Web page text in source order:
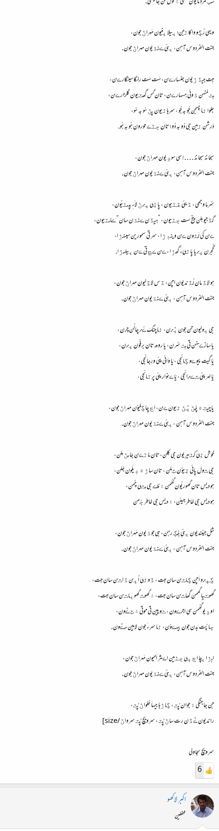
ويهي رُڳو واکاڻجن؛ ٻيلا ٻنيون مَهراڻ جون،
جنت الفردوس آهن، ٻئي ڪنڌيون مهراڻ جون.
جِت جيڏڙيون جنسار ڪن، سَت سَت رنگا سينگار ڪن،
هٿ مُنهن ڌوئِي هسهار ڪن، تان گس گھٽيون گلزار ڪن،
جلوا ٿا پَسجن جُو به جُو ، سرهاڻيون پڻ سُو به سُو،
دَرشن ٿين جي دُو به دُو ؛ تان ڄڻڪ حورون هُو به هُو.
سبحَانهُ سبحانهُ . . . . ! سي سوڍيون مهراڻ جون،
جنت الفردوس آهن، ٻئي ڪنڌيون مهراڻ جون.
سُرما وجھي ، ڏيئي ڦڻيون ، پاڻِي ڀرڻ لاٰءِ پدمڻيُون،
گڏجيو هلن پنج ست ڄڻيون، ”هيڏن ڪنڌن سان“ ڪامڻيون،
ڪن کي لَٿون ڪن وينڊڙا ، سر تِي سمورين سينهڙا،
گُجرن ڀريا پاڻيءَ گھڙا ، ڪن ڪڇ تي ڪن ٻيلهڙا.
هو لاڏ مان لُڏنديون اچن، ڏس لاڏِليون مهراڻ جون،
جنت الفردوس آهن ، ٻئي ڪنڌيون مهراڻ جون.
جي ٻوليون تِن جون ٻُرن، ٿا چنگَ ڪَر چالُن چرن،
يا ساز ڪنهن تي هٿ سُرن، يا روھ تان برفُون ڀرن،
يَا گيت پيو ڪو ڳائجي ، يَا وَائي پئي ورجائجي،
يَا لهر پئي ٽڪرائجي ، يَا ڪنوار پئي پرڻائجي،
يا چيٽ ۾ چُڻ ڀُڻ ٿيون ڪن، اڄ چاڳليوُن مَهراڻ جون،
جنت الفردوس آهن ، ٻئي ڪنڌيون مهراڻ جون.
خوش ٿِي کٿيرِيون جي کِلن، تان مَاڻڪن جَا مڻ مِلن،
جي ٽول پائِي ٿِيوُن ٽِلن ، تان ساڙ ۾ ڊيلَون جَلن،
هو ديس تان گھوريُون گھُمن ۽ مُلڪ جي مِٽي چُمن،
هو ديس جي خاطر جيئن، ۽ ديس جي خاطر ڄَمن
شل جيئنديون ٻئيِ جُڳ رهن، هي جوڌيون مَهراڻ جون،
جنت الفردوس آهن ، ٻئي ڪنڌيون مهراڻ جون.
ڳڀرو اَچن ڳاٽن سان جت ، ڏوٿي اُڀن ڏاٽن سان جت،
گھوٽيا گھمن گھاٽن سان جت، ۽ گھوٽ گھوٻاٽن سان جت،
اوڍيو گھُمن سِي اجرڪون ، ٽوپين تي موتِي ۽ ٽِڪُون،
ڇا پُت بَدن جون بيهڪوُن، ٿا سرءَ جون لاهين سِڪُون.
اهڙا ٻچا اڄ ڀي ڄڻين اڪثر اَميون مَهراڻ جون،
جنت الفردوس آهن، ٻئي ڪنڌيون مهراڻ جون.
جن جا جنگي ۽ جوان پُٽ ، ڳاڙها جيهاَ حُلواڻ پُٽ،
رانديون ڪُڏن رت ساڻ پُٽ ، سرويچ پُٽ سرواڻ/size]
سرويچ سجاولي
6
اکبر لاکھو
محفلین